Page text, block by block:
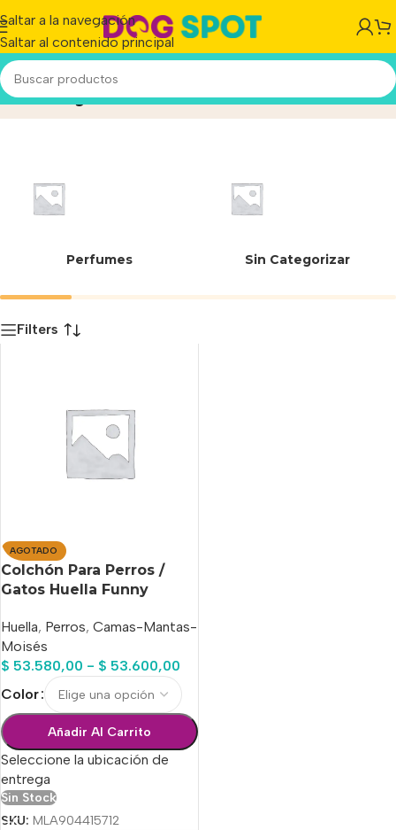
Saltar a la navegación
Saltar al contenido principal
Funny Summer 4Inicio/Producto
Perfumes Sin Categorizar
Filters
AGOTADO
Colchón Para Perros /
Gatos Huella Funny
Huella, Perros, Camas-Mantas-
Moisés
$ 53.580,00 - $ 53.600,00
Color
Añadir Al Carrito
Seleccione la ubicación de
entrega
Sin Stock
SKU: MLA904415712